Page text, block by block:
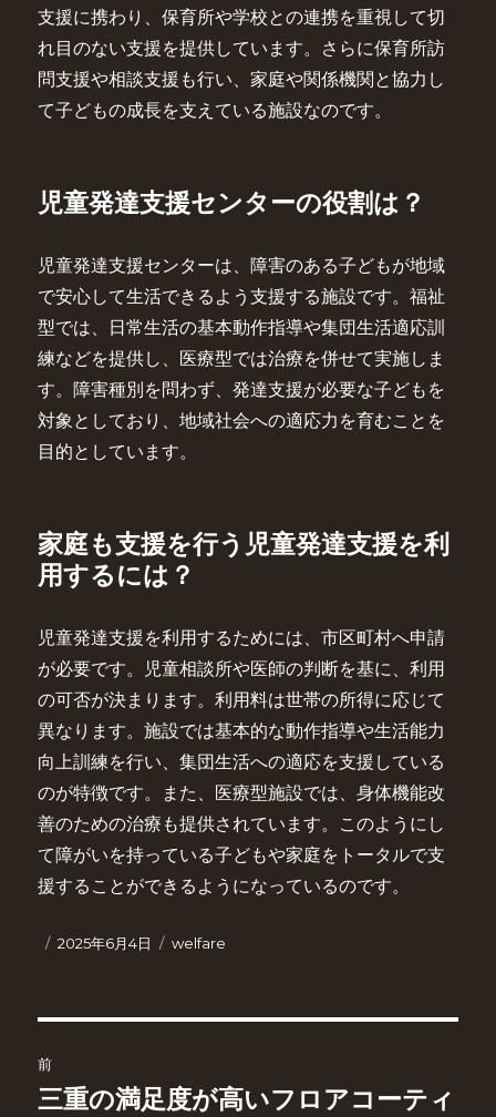
支援に携わり、保育所や学校との連携を重視して切
れ目のない支援を提供しています。さらに保育所訪
問支援や相談支援も行い、家庭や関係機関と協力し
て子どもの成長を支えている施設なのです。
児童発達支援センターの役割は？
児童発達支援センターは、障害のある子どもが地域
で安心して生活できるよう支援する施設です。福祉
型では、日常生活の基本動作指導や集団生活適応訓
練などを提供し、医療型では治療を併せて実施しま
す。障害種別を問わず、発達支援が必要な子どもを
対象としており、地域社会への適応力を育むことを
目的としています。
家庭も支援を行う児童発達支援を利
用するには？
児童発達支援を利用するためには、市区町村へ申請
が必要です。児童相談所や医師の判断を基に、利用
の可否が決まります。利用料は世帯の所得に応じて
異なります。施設では基本的な動作指導や生活能力
向上訓練を行い、集団生活への適応を支援している
のが特徴です。また、医療型施設では、身体機能改
善のための治療も提供されています。このようにし
て障がいを持っている子どもや家庭をトータルで支
援することができるようになっているのです。
投
2025年6月4日
カ
welfare
稿
前
前
三重の満足度が高いフロアコーティ